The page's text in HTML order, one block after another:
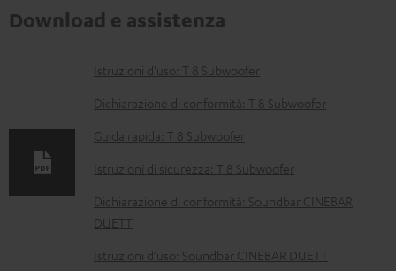
Download e assistenza
D
o
m
e
n
t
Istruzioni d'uso: T 8 Subwoofer
Dichiarazione di conformità: T 8 Subwoofer
Guida rapida: T 8 Subwoofer
Istruzioni di sicurezza: T 8 Subwoofer
Dichiarazione di conformità: Soundbar CINEBAR
DUETT
Istruzioni d'uso: Soundbar CINEBAR DUETT